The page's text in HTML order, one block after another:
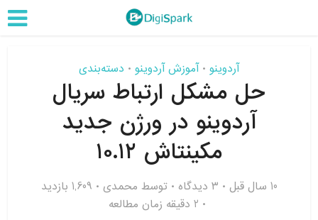
آردوینو • آموزش آردوینو • دسته‌بندی
حل مشکل ارتباط سریال
آردوینو در ورژن جدید
مکینتاش ۱۰.۱۲
10 سال قبل ۳ دیدگاه توسط محمدی
1,609 بازدید
2 دقیقه زمان مطالعه